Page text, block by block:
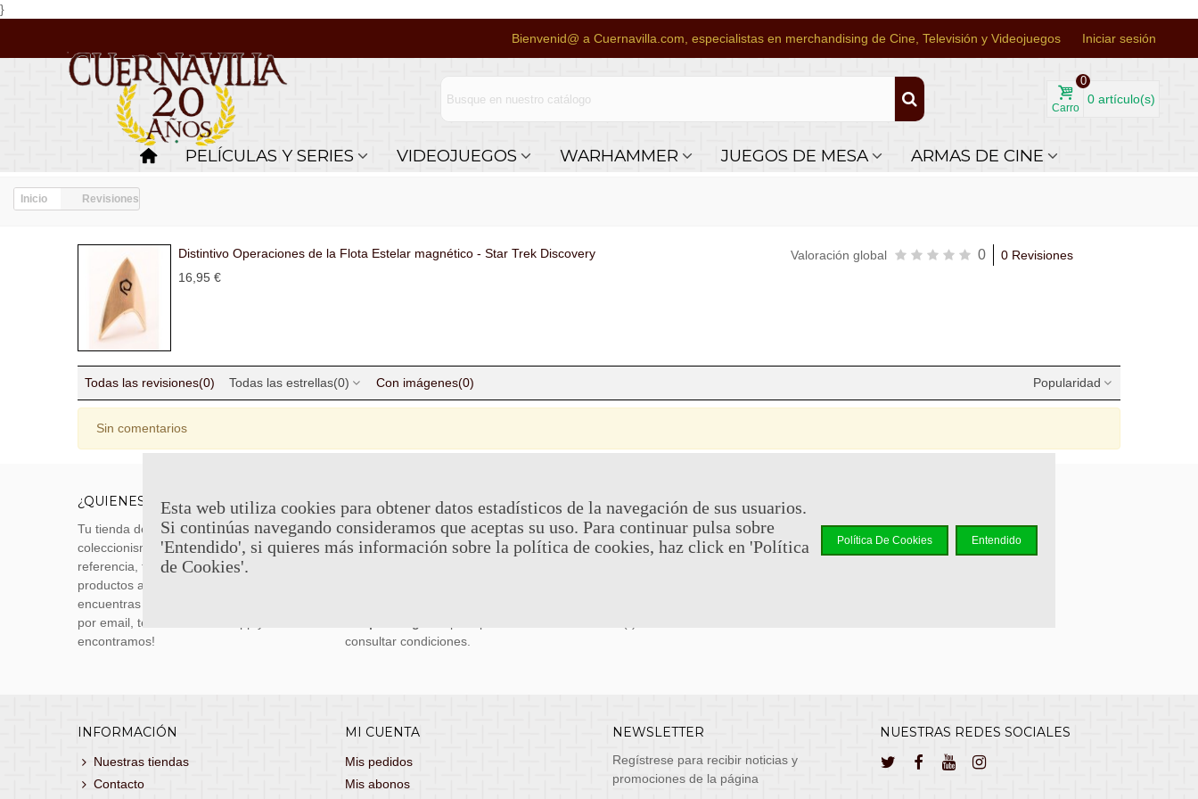
}
Bienvenid@ a Cuernavilla.com, especialistas en merchandising de Cine, Televisión y Videojuegos Iniciar sesión
Carro
0
0 artículo(s)
PELÍCULAS Y SERIES VIDEOJUEGOS WARHAMMER JUEGOS DE MESA ARMAS DE CINE
Inicio Revisiones
Distintivo Operaciones de la Flota Estelar magnético - Star Trek Discovery
16,95 €
Valoración global 0 0 Revisiones
Todas las revisiones(0) Todas las estrellas(0) Con imágenes(0) Popularidad
Sin comentarios
¿QUIENES SOMOS?
Tu tienda de merchandising, artículos de
coleccionismo y réplicas históricas de
referencia, tenemos una gran variedad de
productos a los mejores precios. Si no
encuentras lo que buscas, danos un toque
por email, teléfono o Whatsapp y te lo
encontramos!
ENVÍOS Y DEVOLUCIONES
Envíos muy económicos en 24h a través de diversos
transportistas, entrega de lunes a viernes no festivos, si
consultar condiciones.
Teléfono y Whatsapp +34 644 110 737
email: atencionalcliente@cuernavilla.com
INFORMACIÓN
Nuestras tiendas
Contacto
MI CUENTA
Mis pedidos
Mis abonos
NEWSLETTER
Regístrese para recibir noticias y
promociones de la página
NUESTRAS REDES SOCIALES
Esta web utiliza cookies para obtener datos estadísticos de la navegación de sus usuarios.
Si continúas navegando consideramos que aceptas su uso. Para continuar pulsa sobre
'Entendido', si quieres más información sobre la política de cookies, haz click en 'Política
de Cookies'.
Política De Cookies Entendido